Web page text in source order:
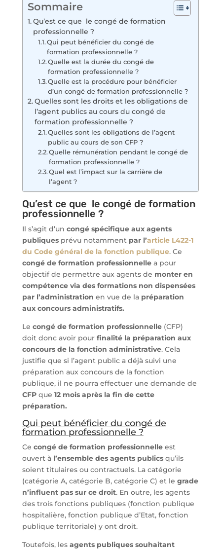
Sommaire
Qu’est ce que le congé de formation
professionnelle ?
Qui peut bénéficier du congé de
formation professionnelle ?
Quelle est la durée du congé de
formation professionnelle ?
Quelle est la procédure pour bénéficier
d’un congé de formation professionnelle ?
Quelles sont les droits et les obligations de
l’agent publics au cours du congé de
formation professionnelle ?
Quelles sont les obligations de l’agent
public au cours de son CFP ?
Quelle rémunération pendant le congé de
formation professionnelle ?
Quel est l’impact sur la carrière de
l’agent ?
Qu’est ce que le congé de formation
professionnelle ?
Il s’agit d’un congé spécifique aux agents
publiquesprévu notamment par l’article L422-1
du Code général de la fonction publique. Ce
congé de formation professionnellea pour
objectif de permettre aux agents de monter en
compétence via des formations non dispensées
par l’administration en vue de la préparation
aux concours administratifs.
Le congé de formation professionnelle(CFP)
doit donc avoir pour finalité la préparation aux
concours de la fonction administrative. Cela
justifie que si l’agent public a déjà suivi une
préparation aux concours de la fonction
publique, il ne pourra effectuer une demande de
CFPque 12 mois après la fin de cette
préparation.
Qui peut bénéficier du congé de
formation professionnelle ?
Ce congé de formation professionnelleest
ouvert à l’ensemble des agents publicsqu’ils
soient titulaires ou contractuels. La catégorie
(catégorie A, catégorie B, catégorie C) et le grade
n’influent pas sur ce droit. En outre, les agents
des trois fonctions publiques (fonction publique
hospitalière, fonction publique d’Etat, fonction
publique territoriale) y ont droit.
Toutefois, les agents publiques souhaitant